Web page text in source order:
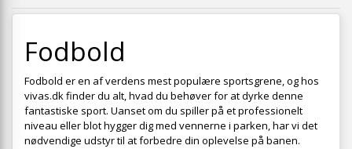
Fodbold
Fodbold er en af verdens mest populære sportsgrene, og hos
vivas.dk finder du alt, hvad du behøver for at dyrke denne
fantastiske sport. Uanset om du spiller på et professionelt
niveau eller blot hygger dig med vennerne i parken, har vi det
nødvendige udstyr til at forbedre din oplevelse på banen.